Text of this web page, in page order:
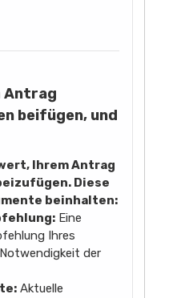
Antrag
beifügen, und
Ihrem Antrag
Diese
beinhalten:
Eine
Ihres
der
Aktuelle